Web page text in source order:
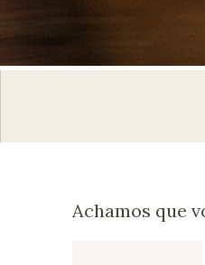
Achamos que